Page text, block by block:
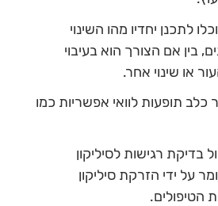
לתכנן יחדיו מהו השינוי
בין אם הצורך הוא בעיבוי
או שינוי אחר.
כלב תופעות לוואי אפשריות כמו
בדיקת רגישות לסיליקון
על ידי הזרקת סיליקון
הטיפולים.